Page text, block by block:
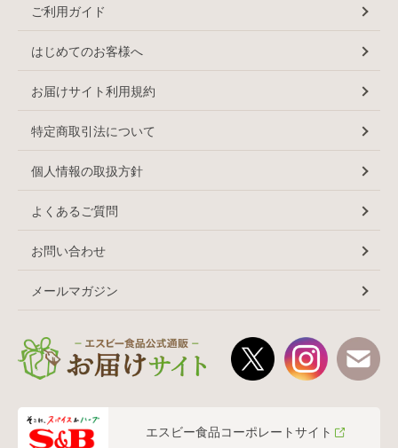
ご利用ガイド
はじめてのお客様へ
お届けサイト利用規約
特定商取引法について
個人情報の取扱方針
よくあるご質問
お問い合わせ
メールマガジン
エスビー食品コーポレートサイト